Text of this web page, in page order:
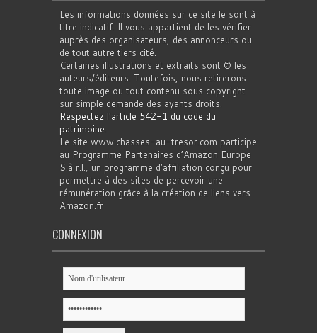
Les informations données sur ce site le sont à
titre indicatif. Il vous appartient de les vérifier
auprès des organisateurs, des annonceurs ou
de tout autre tiers cité.
Certaines illustrations et extraits sont © les
auteurs/éditeurs. Toutefois, nous retirerons
toute image ou tout contenu sous copyright
sur simple demande des ayants droits.
Respectez l'article 542-1 du code du
patrimoine.
Le site www.chasses-au-tresor.com participe
au Programme Partenaires d’Amazon Europe
S.à r.l., un programme d’affiliation conçu pour
permettre à des sites de percevoir une
rémunération grâce à la création de liens vers
Amazon.fr
CONNEXION